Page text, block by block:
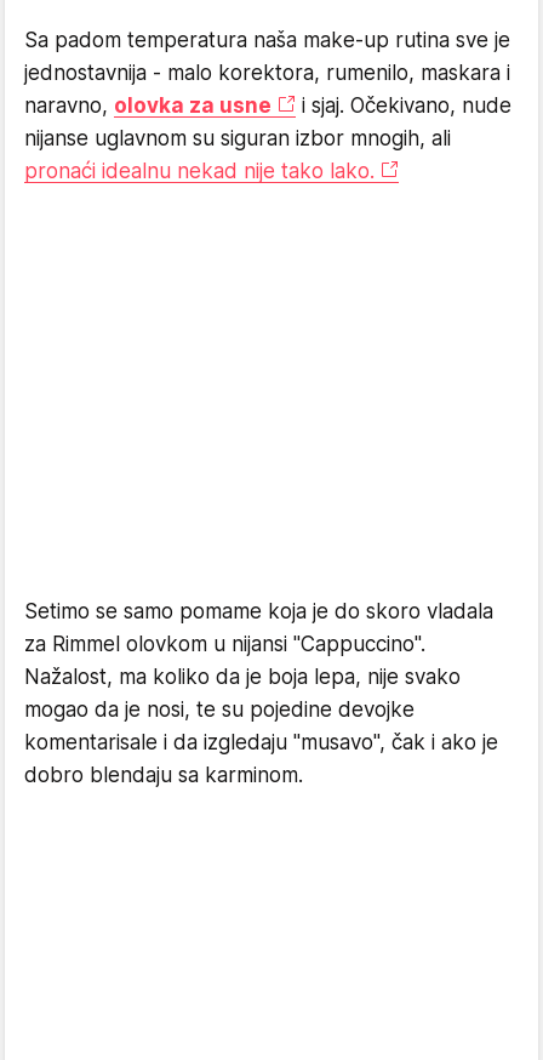
Sa padom temperatura naša make-up rutina sve je
jednostavnija - malo korektora, rumenilo, maskara i
naravno, olovka za usne
i sjaj. Očekivano, nude
nijanse uglavnom su siguran izbor mnogih, ali
pronaći idealnu nekad nije tako lako.
Setimo se samo pomame koja je do skoro vladala
za Rimmel olovkom u nijansi "Cappuccino".
Nažalost, ma koliko da je boja lepa, nije svako
mogao da je nosi, te su pojedine devojke
komentarisale i da izgledaju "musavo", čak i ako je
dobro blendaju sa karminom.